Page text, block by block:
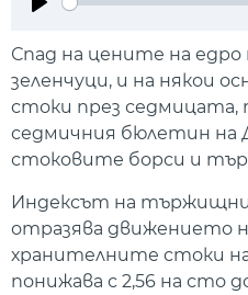
Спад на цените на едро
зеленчуци, и на някои
стоки през
седмичния бюлетин на
стоковите борси и
Индексът на
отразява движението
хранителните стоки на
понижава с 2,56 на сто